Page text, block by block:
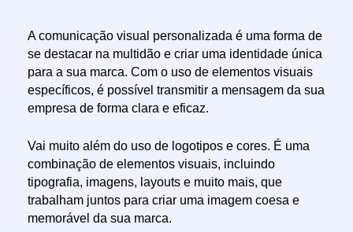
A comunicação visual personalizada é uma forma de
se destacar na multidão e criar uma identidade única
para a sua marca. Com o uso de elementos visuais
específicos, é possível transmitir a mensagem da sua
empresa de forma clara e eficaz.
Vai muito além do uso de logotipos e cores. É uma
combinação de elementos visuais, incluindo
tipografia, imagens, layouts e muito mais, que
trabalham juntos para criar uma imagem coesa e
memorável da sua marca.